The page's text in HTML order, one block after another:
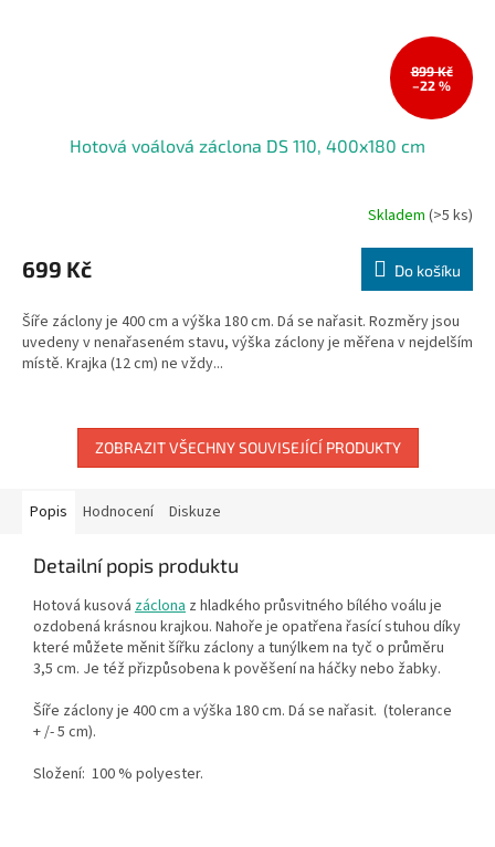
899 Kč
–22 %
Hotová voálová záclona DS 110, 400x180 cm
Skladem (>5 ks)
699 Kč Do košíku
Šíře záclony je 400 cm a výška 180 cm. Dá se nařasit. Rozměry jsou
uvedeny v nenařaseném stavu, výška záclony je měřena v nejdelším
místě. Krajka (12 cm) ne vždy...
ZOBRAZIT VŠECHNY SOUVISEJÍCÍ PRODUKTY
Popis Hodnocení Diskuze
Detailní popis produktu
Hotová kusová záclona z hladkého průsvitného bílého voálu je
ozdobená krásnou krajkou. Nahoře je opatřena řasící stuhou díky
které můžete měnit šířku záclony a tunýlkem na tyč o průměru
3,5 cm. Je též přizpůsobena k pověšení na háčky nebo žabky.
Šíře záclony je 400 cm a výška 180 cm. Dá se nařasit. (tolerance
+ /- 5 cm).
Složení: 100 % polyester.